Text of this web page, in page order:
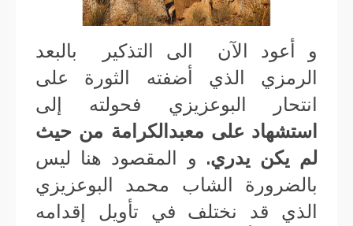
و أعود الآن الى التذكير بالبعد
الرمزي الذي أضفته الثورة على
انتحار البوعزيزي فحولته إلى
استشهاد على معبدالكرامة من حيث
لم يكن يدري. و المقصود هنا ليس
بالضرورة الشاب محمد البوعزيزي
الذي قد نختلف في تأويل إقدامه